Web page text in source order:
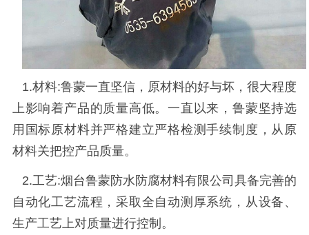
1.材料:鲁蒙一直坚信，原材料的好与坏，很大程度
上影响着产品的质量高低。一直以来，鲁蒙坚持选
用国标原材料并严格建立严格检测手续制度，从原
材料关把控产品质量。
2.工艺:烟台鲁蒙防水防腐材料有限公司具备完善的
自动化工艺流程，采取全自动测厚系统，从设备、
生产工艺上对质量进行控制。